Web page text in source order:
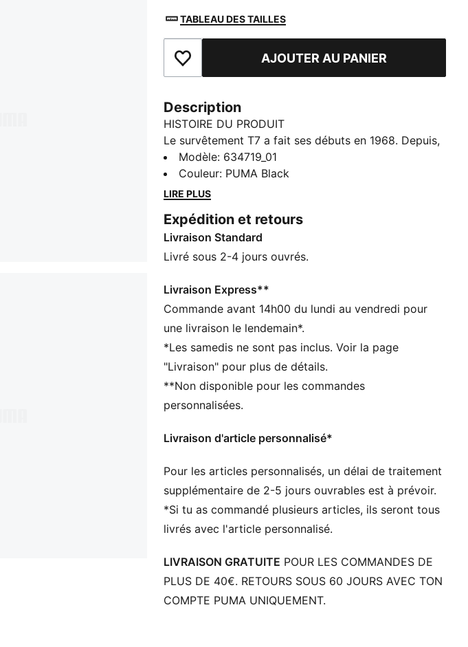
TABLEAU DES TAILLES
Ajouter aux favorisAJOUTER AU PANIER
Description
HISTOIRE DU PRODUIT
Le survêtement T7 a fait ses débuts en 1968. Depuis,
il n'a cessé de bousculer les codes établis. Avec ses
panneaux latéraux emblématiques, ses lignes épurées
et son ADN PUMA inimitable, le T7 a atteint le statut
avec une palette de couleurs modernes, une gamme
de coupes courtes et décontractées et un logo PUMA
Cat oversize pour encore plus de caractère. Ce
plus classiques.
CARACTÉRISTIQUES + AVANTAGES
Confectionné avec un minimum de 50 % de matériaux
DÉTAILS
Coupe : Régulière
Matière principale : Matière douce assurant la
respirabilité et la légèreté
Poignets élastiques
Taille à cordon de serrage
Poches : Poches latérales, poches arrière zippées
Modèle: 634719_01
Couleur: PUMA Black
LIRE PLUS
Expédition et retours
Livraison Standard
Livré sous 2-4 jours ouvrés.
Livraison Express**
Commande avant 14h00 du lundi au vendredi pour
une livraison le lendemain*.
*Les samedis ne sont pas inclus. Voir la page
"Livraison" pour plus de détails.
**Non disponible pour les commandes
personnalisées.
Livraison d'article personnalisé*
Pour les articles personnalisés, un délai de traitement
supplémentaire de 2-5 jours ouvrables est à prévoir.
*Si tu as commandé plusieurs articles, ils seront tous
livrés avec l'article personnalisé.
LIVRAISON GRATUITE POUR LES COMMANDES DE
PLUS DE 40€. RETOURS SOUS 60 JOURS AVEC TON
COMPTE PUMA UNIQUEMENT.